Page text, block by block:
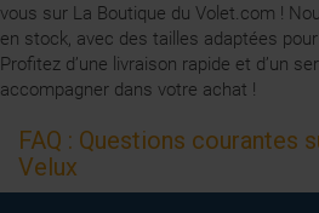
vous sur La Boutique du Volet.com !
en stock, avec des tailles adaptées
Profitez d’une livraison rapide et d’un
accompagner dans votre achat !
FAQ : Questions courantes
Velux